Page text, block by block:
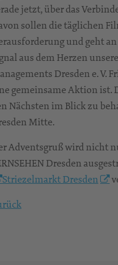
jetzt, über das
sollen die täglichen
und geht
aus dem Herzen
Dresden e. V.
gemeinsame Aktion ist.
Nächsten im Blick zu
Mitte.
Adventsgruß wird nicht
Dresden
Striezelmarkt Dresden